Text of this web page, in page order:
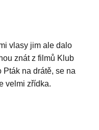
vlasy jim ale dalo
znát z filmů Klub
na drátě, se na
velmi zřídka.